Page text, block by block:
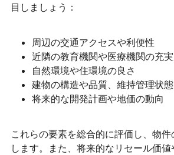
目しましょう：
周辺の交通アクセスや利便性
近隣の教育機関や医療機関の充
自然環境や住環境の良さ
建物の構造や品質、維持管理状態
将来的な開発計画や地価の動向
これらの要素を総合的に評価し、物
します。また、将来的なリセール価